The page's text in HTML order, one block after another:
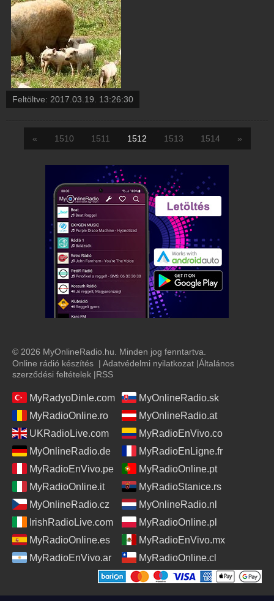
Feltöltve: 2017.03.19. 13:26:30
« 1510 1511 1512 1513 1514 »
© 2026 MyOnlineRadio.hu. Minden jog fenntartva.
Online rádió készítés | Adatvédelmi nyilatkozat |Általános
szerződési feltételek |RSS
MyRadyoDinle.com
MyOnlineRadio.sk
MyRadioOnline.ro
MyOnlineRadio.at
UKRadioLive.com
MyRadioEnVivo.co
MyOnlineRadio.de
MyRadioEnLigne.fr
MyRadioEnVivo.pe
MyRadioOnline.pt
MyRadioOnline.it
MyRadioStanice.rs
MyOnlineRadio.cz
MyOnlineRadio.nl
IrishRadioLive.com
MyRadioOnline.pl
MyRadioOnline.es
MyRadioEnVivo.mx
MyRadioEnVivo.ar
MyRadioOnline.cl